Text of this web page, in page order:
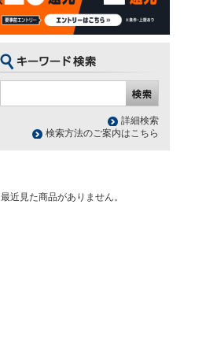
詳細検索
検索方法のご案内はこちら
最近見た商品がありません。